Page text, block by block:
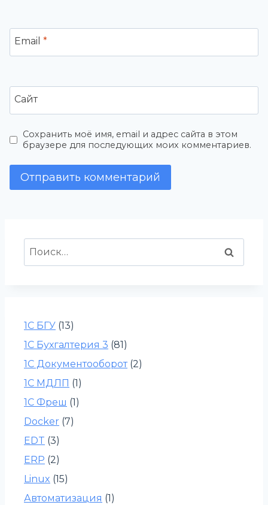
Email *
Сайт
Сохранить моё имя, email и адрес сайта в этом
браузере для последующих моих комментариев.
Найти:
1С БГУ (13)
1С Бухгалтерия 3 (81)
1С Документооборот(2)
1С МДЛП (1)
1С Фреш (1)
Docker (7)
EDT (3)
ERP (2)
Linux (15)
Автоматизация (1)